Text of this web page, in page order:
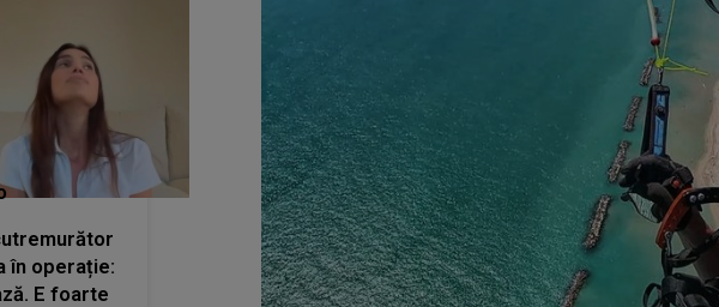
în operație:
E foarte